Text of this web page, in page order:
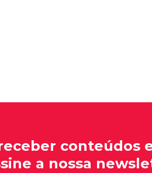
conteúdos
a nossa